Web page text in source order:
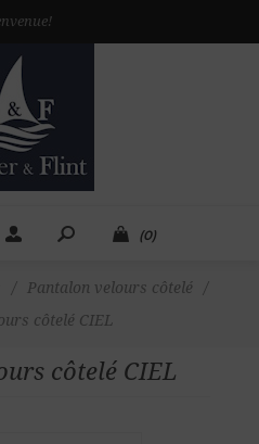
(0)
/ Pantalon velours côtelé
/
côtelé CIEL
côtelé CIEL